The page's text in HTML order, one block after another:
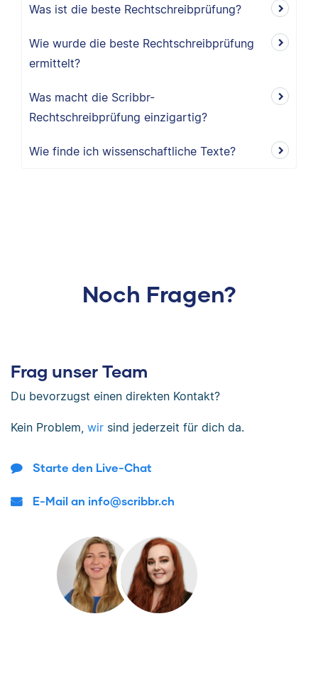
Was ist die beste Rechtschreibprüfung?
Wie wurde die beste Rechtschreibprüfung
ermittelt?
Was macht die Scribbr-
Rechtschreibprüfung einzigartig?
Wie finde ich wissenschaftliche Texte?
Noch Fragen?
Frag unser Team
Du bevorzugst einen direkten Kontakt?
Kein Problem, wir sind jederzeit für dich da.
Starte den Live-Chat
E-Mail an info@scribbr.ch